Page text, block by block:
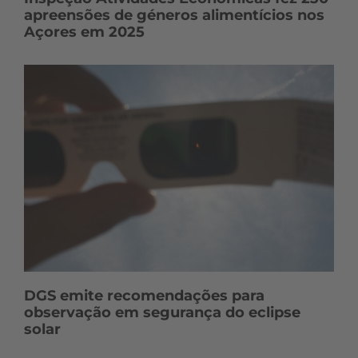
apreensões de géneros alimentícios nos
Açores em 2025
DGS emite recomendações para
observação em segurança do eclipse
solar